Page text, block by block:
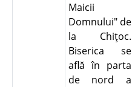
Maicii
Domnului" de
la Chiţoc.
Biserica se
află în parta
de nord a